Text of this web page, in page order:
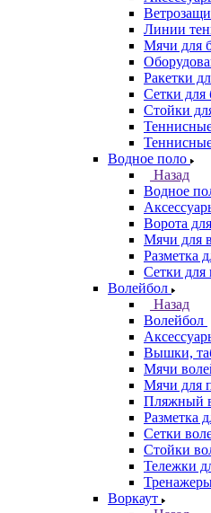
Линии
Мячи для
Ракетки
Сетки для
Стойки
Водное поло
Назад
Водное
Ворота
Мячи для
Разметка
Сетки для
Волейбол
Назад
Волейбол
Вышки,
Мячи
Мячи для
Пляжный
Разметка
Сетки
Стойки
Тележки
Воркаут